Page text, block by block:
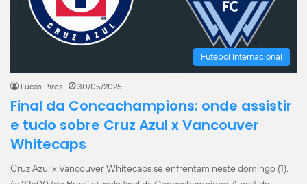
Futebol Internacional
Lucas Pires 30/05/2025
Final da Concachampions: onde assistir
e tudo sobre Cruz Azul x Vancouver
Whitecaps
Cruz Azul x Vancouver Whitecaps se enfrentam neste domingo (1),